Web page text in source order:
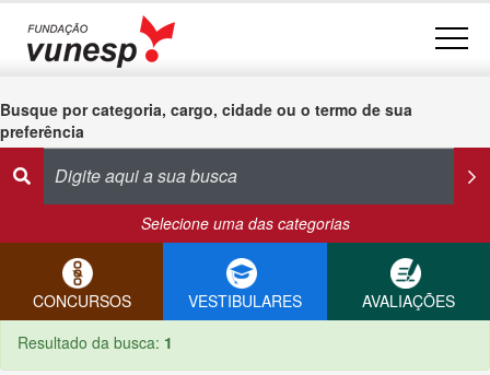
Busque por categoria, cargo, cidade ou o termo de sua
preferência
Selecione uma das categorias
CONCURSOS VESTIBULARES
AVALIAÇÕES
Resultado da busca: 1